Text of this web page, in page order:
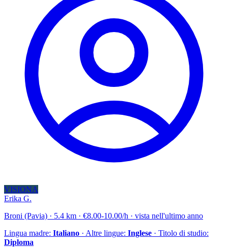
VISIONA
Erika G.
Broni (Pavia) · 5.4 km · €8.00-10.00/h · vista nell'ultimo anno
Lingua madre: Italiano · Altre lingue: Inglese · Titolo di studio:
Diploma